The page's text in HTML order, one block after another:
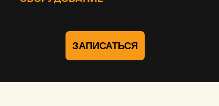
ЗАПИСАТЬСЯ